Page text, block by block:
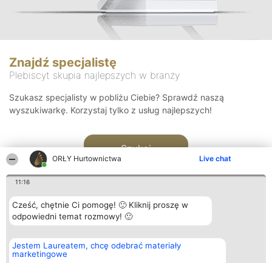
ORŁY Hurtownictwa Live chat
11:16
Cześć, chętnie Ci pomogę! 🙂 Kliknij proszę w
odpowiedni temat rozmowy! 🙂
Jestem Laureatem, chcę odebrać materiały
marketingowe
Znajdź specjalistę
Plebiscyt skupia najlepszych w branży
Szukasz specjalisty w pobliżu Ciebie? Sprawdź naszą
wyszukiwarkę. Korzystaj tylko z usług najlepszych!
Szukaj
Organizator plebiscytu
Bright Side Solutions sp. z o.
o. sp. k.
Plebiscyt
Laureaci
Kontakt
Kontakt